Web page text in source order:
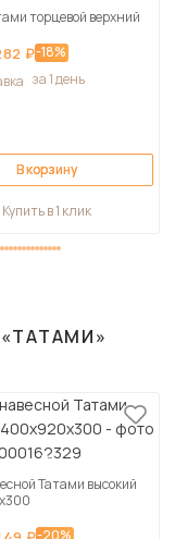
торцевой верхний
₽-18%
за 1 день
В корзину
Купить в 1 клик
Татами высокий
-20%